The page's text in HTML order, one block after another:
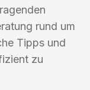
rund um
Tipps und
zu